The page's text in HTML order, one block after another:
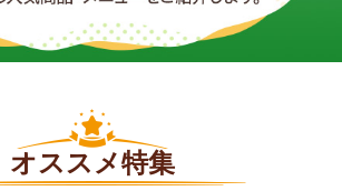
オススメ特集